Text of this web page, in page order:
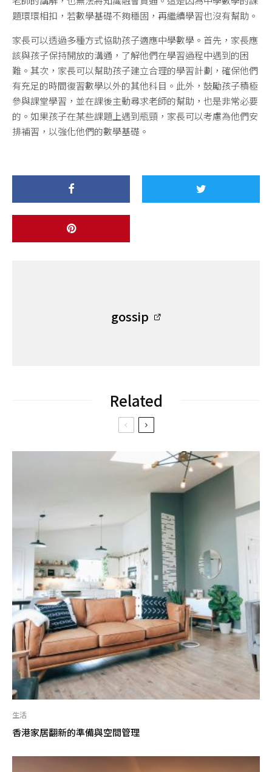
題環環相扣，若數學基礎不夠穩固，再繼續學習也沒有幫助。
家長可以透過多種方式協助孩子適應中學數學。首先，家長應
該與孩子保持開放的溝通，了解他們在學習過程中遇到的困
難。其次，家長可以幫助孩子建立合理的學習計劃，確保他們
有充足的時間復習數學以外的其他科目。此外，鼓勵孩子積極
參與課堂學習，並在課後主動尋求老師的幫助，也是非常必要
的。如果孩子在某些課題上遇到瓶頸，家長可以考慮為他們安
排補習，以強化他們的數學基礎。
gossip
Related
生活
香港家居翻新的準備與空間管理